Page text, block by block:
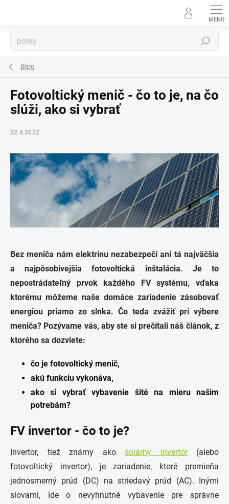
Hľadať
Blog
Fotovoltický menič - čo to je, na čo
slúži, ako si vybrať
22.4.2022
Bez meniča nám elektrinu nezabezpečí ani tá najväčšia
a najpôsobivejšia fotovoltická inštalácia. Je to
nepostrádateľný prvok každého FV systému, vďaka
ktorému môžeme naše domáce zariadenie zásobovať
energiou priamo zo slnka. Čo teda zvážiť pri výbere
meniča? Pozývame vás, aby ste si prečítali náš článok, z
ktorého sa dozviete:
čo je fotovoltický menič,
akú funkciu vykonáva,
ako si vybrať vybavenie šité na mieru našim
potrebám?
FV invertor - čo to je?
Invertor, tiež známy ako solárny invertor(alebo
fotovoltický invertor), je zariadenie, ktoré premieňa
jednosmerný prúd (DC) na striedavý prúd (AC). Inými
slovami, ide o nevyhnutné vybavenie pre správne
AI asistent · online